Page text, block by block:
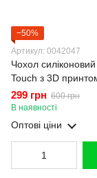
−50%
Артикул: 0042047
Чохол
Touch з 3D
Samsung Galaxy
(SM-A526)
захист камери)
299 грн 600 грн
В наявності
Оптові ціни